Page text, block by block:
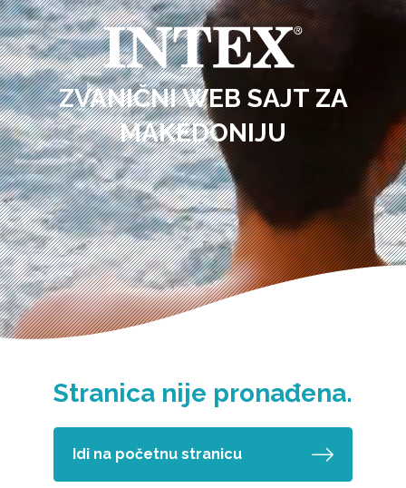
ZVANIČNI WEB SAJT ZA
MAKEDONIJU
Stranica nije pronađena.
Idi na početnu stranicu